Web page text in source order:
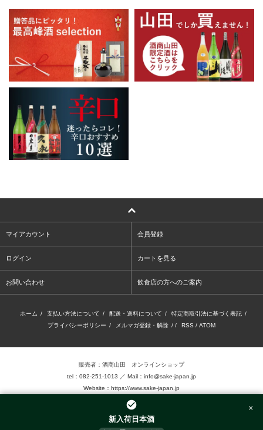
×
新入荷日本酒
マイアカウント 会員登録
ログイン カートを見る
お問い合わせ 飲食店の方へのご案内
ホーム / 支払い方法について / 配送・送料について / 特定商取引法に基づく表記 /
プライバシーポリシー / メルマガ登録・解除 / / RSS / ATOM
販売者：酒商山田 オンラインショップ
tel：082-251-1013 ／ Mail：info@sake-japan.jp
Website： https://www.sake-japan.jp
未成年者の飲酒は、法律で禁じられています。
当店では、20歳以上の年齢であることを確認 できない場合、お酒を販売致しません。